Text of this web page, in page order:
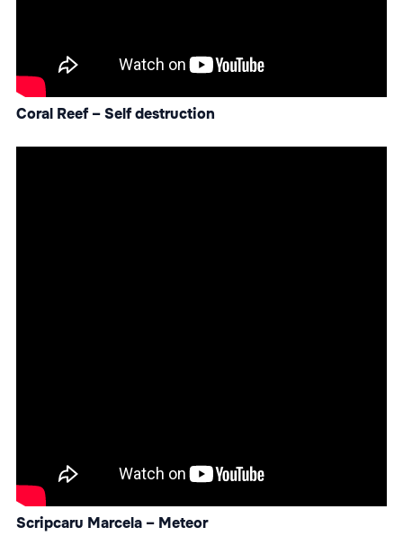
Coral Reef – Self destruction
Scripcaru Marcela – Meteor